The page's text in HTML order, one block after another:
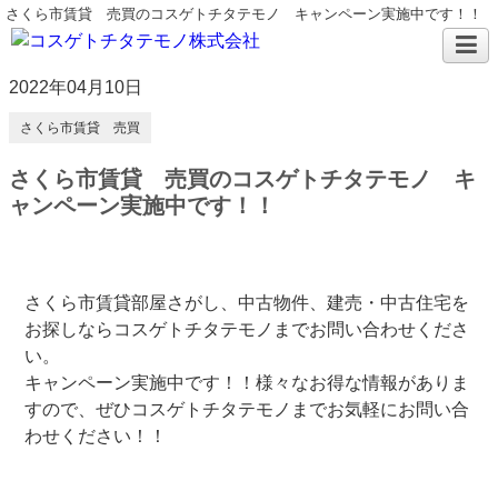
さくら市賃貸 売買のコスゲトチタテモノ キャンペーン実施中です！！
2022年04月10日
さくら市賃貸 売買
さくら市賃貸 売買のコスゲトチタテモノ キ
ャンペーン実施中です！！
さくら市賃貸部屋さがし、中古物件、建売・中古住宅を
お探しならコスゲトチタテモノまでお問い合わせくださ
い。
キャンペーン実施中です！！様々なお得な情報がありま
すので、ぜひコスゲトチタテモノまでお気軽にお問い合
わせください！！